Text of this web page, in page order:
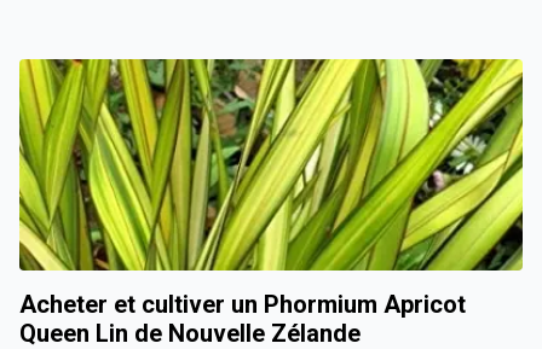
Acheter et cultiver un Phormium Apricot
Queen Lin de Nouvelle Zélande